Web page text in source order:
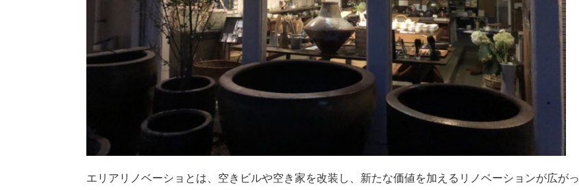
エリアリノベーショとは、空きビルや空き家を改装し、新たな価値を加えるリノベーションが広がっ